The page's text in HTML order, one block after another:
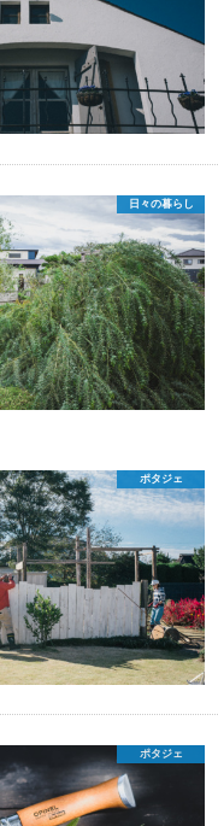
日々の暮らし
ポタジェ
ポタジェ